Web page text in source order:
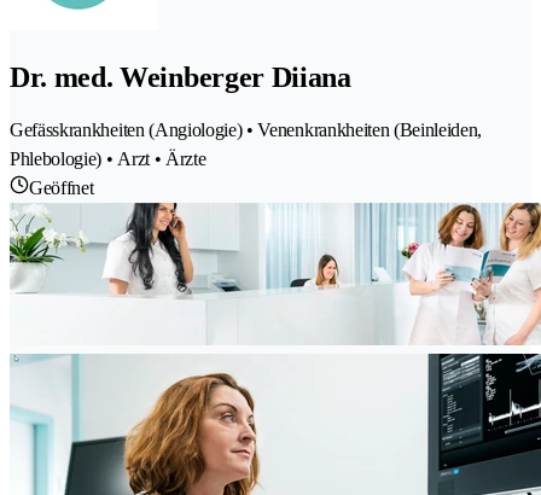
Dr. med. Weinberger Diiana
Gefässkrankheiten (Angiologie) • Venenkrankheiten (Beinleiden,
Phlebologie) • Arzt • Ärzte
Geöffnet